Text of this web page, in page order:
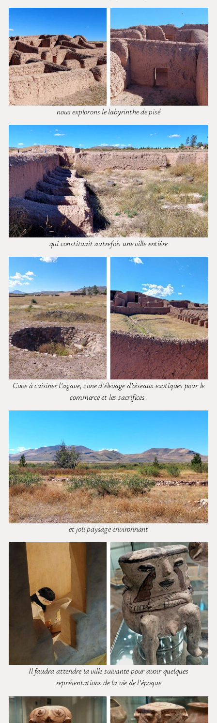
nous explorons le labyrinthe de pisé
qui constituait autrefois une ville entière
Cuve à cuisiner l’agave, zone d’élevage d’oiseaux exotiques pour le
commerce et les sacrifices,
et joli paysage environnant
Il faudra attendre la ville suivante pour avoir quelques
représentations de la vie de l’époque